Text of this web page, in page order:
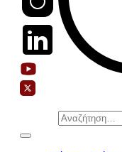
Αναζήτηση
για: